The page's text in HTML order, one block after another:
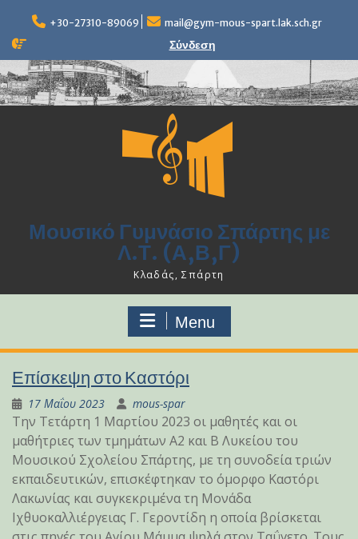
content
+30-27310-89069 mail@gym-mous-spart.lak.sch.gr
Σύνδεση
Μουσικό Γυμνάσιο Σπάρτης με
Λ.Τ. (Α,Β,Γ)
Κλαδάς, Σπάρτη
Menu
Επίσκεψη στο Καστόρι
17 Μαΐου 2023 mous-spar
Την Τετάρτη 1 Μαρτίου 2023 οι μαθητές και οι
μαθήτριες των τμημάτων Α2 και Β Λυκείου του
Μουσικού Σχολείου Σπάρτης, με τη συνοδεία τριών
εκπαιδευτικών, επισκέφτηκαν το όμορφο Καστόρι
Λακωνίας και συγκεκριμένα τη Μονάδα
Ιχθυοκαλλιέργειας Γ. Γεροντίδη η οποία βρίσκεται